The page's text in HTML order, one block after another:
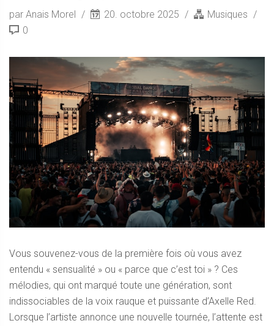
par Anais Morel 20. octobre 2025
Musiques
0
Vous souvenez-vous de la première fois où vous avez
entendu « sensualité » ou « parce que c’est toi » ? Ces
mélodies, qui ont marqué toute une génération, sont
indissociables de la voix rauque et puissante d’Axelle Red.
Lorsque l’artiste annonce une nouvelle tournée, l’attente est